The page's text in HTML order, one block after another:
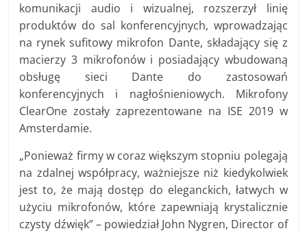
komunikacji audio i wizualnej, rozszerzył linię
produktów do sal konferencyjnych, wprowadzając
na rynek sufitowy mikrofon Dante, składający się z
macierzy 3 mikrofonów i posiadający wbudowaną
obsługę sieci Dante do zastosowań
konferencyjnych i nagłośnieniowych. Mikrofony
ClearOne zostały zaprezentowane na ISE 2019 w
Amsterdamie.
„Ponieważ firmy w coraz większym stopniu polegają
na zdalnej współpracy, ważniejsze niż kiedykolwiek
jest to, że mają dostęp do eleganckich, łatwych w
użyciu mikrofonów, które zapewniają krystalicznie
czysty dźwięk” – powiedział John Nygren, Director of